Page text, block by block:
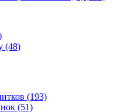
(48)
(193)
(51)